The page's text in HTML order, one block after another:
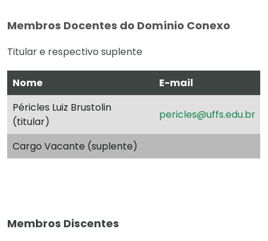
Membros Docentes do Domínio Conexo
Titular e respectivo suplente
Nome
E-mail
Péricles Luiz Brustolin
(titular)
pericles@uffs.edu.br
Cargo Vacante (suplente)
Membros Discentes